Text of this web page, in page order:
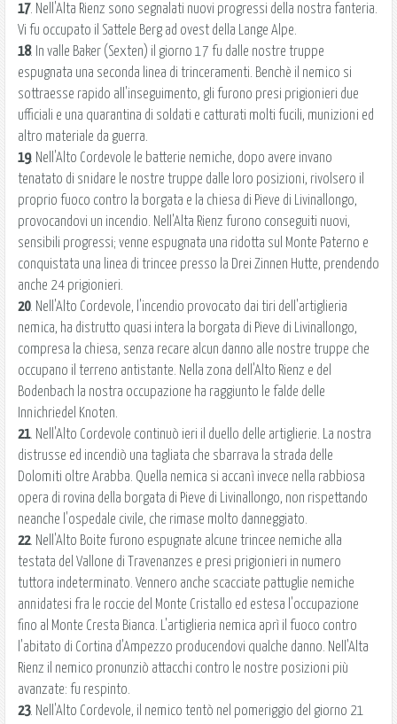
17. Nell'Alta Rienz sono segnalati nuovi progressi della nostra fanteria.
Vi fu occupato il Sattele Berg ad ovest della Lange Alpe.
18. In valle Baker (Sexten) il giorno 17 fu dalle nostre truppe
espugnata una seconda linea di trinceramenti. Benchè il nemico si
sottraesse rapido all'inseguimento, gli furono presi prigionieri due
ufficiali e una quarantina di soldati e catturati molti fucili, munizioni ed
altro materiale da guerra.
19. Nell'Alto Cordevole le batterie nemiche, dopo avere invano
tenatato di snidare le nostre truppe dalle loro posizioni, rivolsero il
proprio fuoco contro la borgata e la chiesa di Pieve di Livinallongo,
provocandovi un incendio. Nell'Alta Rienz furono conseguiti nuovi,
sensibili progressi; venne espugnata una ridotta sul Monte Paterno e
conquistata una linea di trincee presso la Drei Zinnen Hutte, prendendo
anche 24 prigionieri.
20. Nell'Alto Cordevole, l'incendio provocato dai tiri dell'artiglieria
nemica, ha distrutto quasi intera la borgata di Pieve di Livinallongo,
compresa la chiesa, senza recare alcun danno alle nostre truppe che
occupano il terreno antistante. Nella zona dell'Alto Rienz e del
Bodenbach la nostra occupazione ha raggiunto le falde delle
Innichriedel Knoten.
21. Nell'Alto Cordevole continuò ieri il duello delle artiglierie. La nostra
distrusse ed incendiò una tagliata che sbarrava la strada delle
Dolomiti oltre Arabba. Quella nemica si accanì invece nella rabbiosa
opera di rovina della borgata di Pieve di Livinallongo, non rispettando
neanche l'ospedale civile, che rimase molto danneggiato.
22. Nell'Alto Boite furono espugnate alcune trincee nemiche alla
testata del Vallone di Travenanzes e presi prigionieri in numero
tuttora indeterminato. Vennero anche scacciate pattuglie nemiche
annidatesi fra le roccie del Monte Cristallo ed estesa l'occupazione
fino al Monte Cresta Bianca. L'artiglieria nemica aprì il fuoco contro
l'abitato di Cortina d'Ampezzo producendovi qualche danno. Nell'Alta
Rienz il nemico pronunziò attacchi contro le nostre posizioni più
avanzate: fu respinto.
23. Nell'Alto Cordevole, il nemico tentò nel pomeriggio del giorno 21